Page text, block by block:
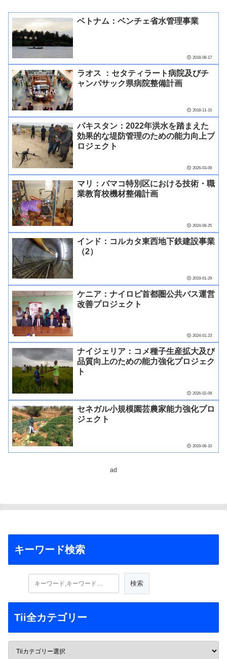
ベトナム：ベンチェ省水管理事業
2018-08-17
ラオス ：セタティラート病院及びチ
ャンパサック県病院整備計画
2018-11-15
パキスタン：2022年洪水を踏まえた
効果的な堤防管理のための能力向上プ
ロジェクト
2026-03-09
マリ：バマコ特別区における技術・職
業教育校機材整備計画
2024-09-25
インド：コルカタ東西地下鉄建設事業
（2）
2019-01-29
ケニア：ナイロビ首都圏公共バス運営
改善プロジェクト
2024-01-23
ナイジェリア：コメ種子生産拡大及び
品質向上のための能力強化プロジェク
ト
2026-02-09
セネガル小規模園芸農家能力強化プロ
ジェクト
2019-06-10
ad
キーワード検索
Tii全カテゴリー